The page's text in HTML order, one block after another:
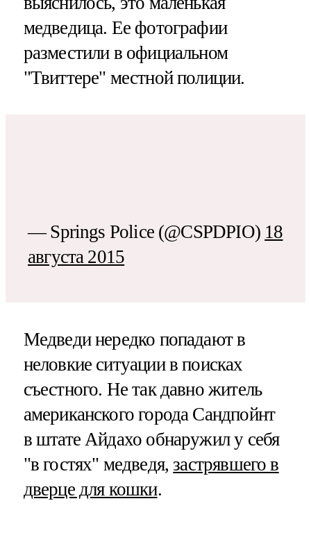
медведица. Ее фотографии
разместили в официальном
"Твиттере" местной полиции.
— Springs Police (@CSPDPIO) 18
августа 2015
Медведи нередко попадают в
неловкие ситуации в поисках
съестного. Не так давно житель
американского города Сандпойнт
в штате Айдахо обнаружил у себя
"в гостях" медведя,застрявшего в
дверце для кошки.